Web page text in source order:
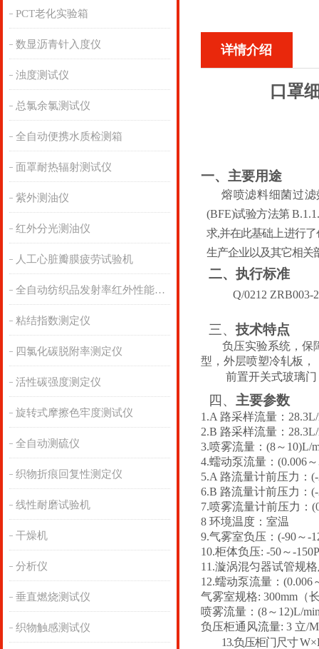
PCT老化实验箱
数显沥青针入度仪
浊度测试仪
总氯余氯测试仪
全自动便携水质检测箱
面罩耐热辐射测试仪
紫外测油仪
红外分光测油仪
人工心脏瓣膜疲劳试验机
全自动纺织品发射率红外性能分析
粘结指数测定仪
四氯化碳脱附率测定仪
活性碳强度测定仪
旋转式摩擦色牢度测试仪
全自动测硫仪
织物折痕回复性测定仪
线性耐磨试验机
干燥机
分析仪
垂直燃烧测试仪
织物触感测试仪
详情介绍
口罩
一、主要用途
熔喷滤料细菌过
(BFE)试验方法第
求,并在此基础上进行了
生产企业以及其它相关
二、 执行标准
Q/0212 ZRB003-
三、 技术特点
负压实验系统，保
型，外层喷塑冷轧板，
前置开关式玻璃
四、 主要参数
1.A 路采样流量：
2.B 路采样流量：
3.喷雾流量：(8～10)L/
4.蠕动泵流量：(0.006
5.A 路流量计前压力：
6.B 路流量计前压力：
7.喷雾流量计前压力：
8 环境温度：室温
9.气雾室负压：(-90～-
10.柜体负压: -50～-
11.漩涡混匀器试管规
12.蠕动泵流量：(0.006
气雾室规格: 300mm（
喷雾流量： (8～12)L/
负压柜通风流量: 3 立/
13.负压柜门尺寸